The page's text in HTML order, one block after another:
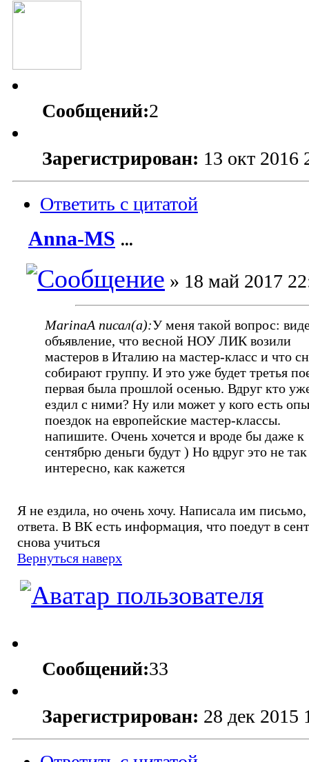
Сообщений:2
Зарегистрирован: 13 окт 2016
Ответить с цитатой
Anna-MS ...
» 18 май 2017
MarinaA писал(а):У меня такой вопрос:
объявление, что весной НОУ ЛИК возили
мастеров в Италию на мастер-класс и что
собирают группу. И это уже будет третья
первая была прошлой осенью. Вдруг кто
ездил с ними? Ну или может у кого есть
поездок на европейские мастер-классы.
напишите. Очень хочется и вроде бы даже к
сентябрю деньги будут ) Но вдруг это не так
интересно, как кажется
Я не ездила, но очень хочу. Написала им
ответа. В ВК есть информация, что поедут в
снова учиться
Вернуться наверх
Сообщений:33
Зарегистрирован: 28 дек 2015